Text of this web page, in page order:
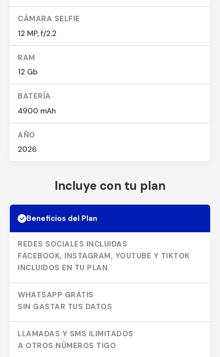
CÁMARA SELFIE
12 MP, f/2.2
RAM
12 Gb
BATERÍA
4900 mAh
AÑO
2026
Incluye con tu plan
Beneficios del Plan
REDES SOCIALES INCLUIDAS
FACEBOOK, INSTAGRAM, YOUTUBE Y TIKTOK
INCLUIDOS EN TU PLAN
WHATSAPP GRATIS
SIN GASTAR TUS DATOS
LLAMADAS Y SMS ILIMITADOS
A OTROS NÚMEROS TIGO